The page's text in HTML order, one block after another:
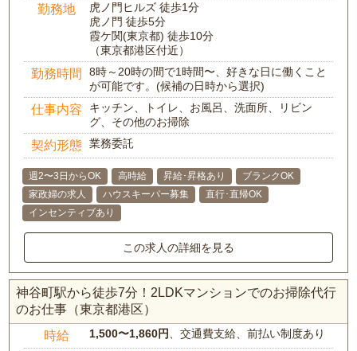
勤務地
虎ノ門ヒルズ 徒歩1分
虎ノ門 徒歩5分
霞ケ関(東京都) 徒歩10分
（東京都港区付近）
勤務時間
8時～20時の間で1時間〜、好きな日に働くこと
が可能です。(候補の日時から選択)
仕事内容
キッチン、トイレ、お風呂、洗面所、リビン
グ、その他のお掃除
契約形態 業務委託
週2〜3日からOK 高時給 昇給･昇格あり
ブランクOK
家政婦の求人
ハウスキーパー募集
直行･直帰OK
インセンティブあり
この求人の詳細を見る
神谷町駅から徒歩7分！2LDKマンションでのお掃除代行
のお仕事（東京都港区）
時給 1,500〜1,860円、交通費支給、前払い制度あり